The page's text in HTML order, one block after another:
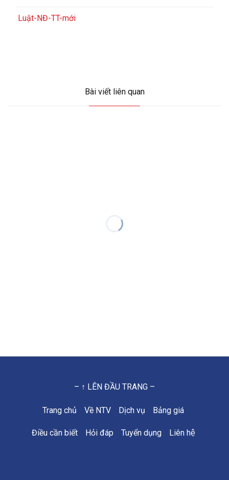
Luật-NĐ-TT-mới
Bài viết liên quan
– ↑ LÊN ĐẦU TRANG –
Trang chủ Về NTV Dịch vụ Bảng giá
Điều cần biết Hỏi đáp Tuyển dụng Liên hệ